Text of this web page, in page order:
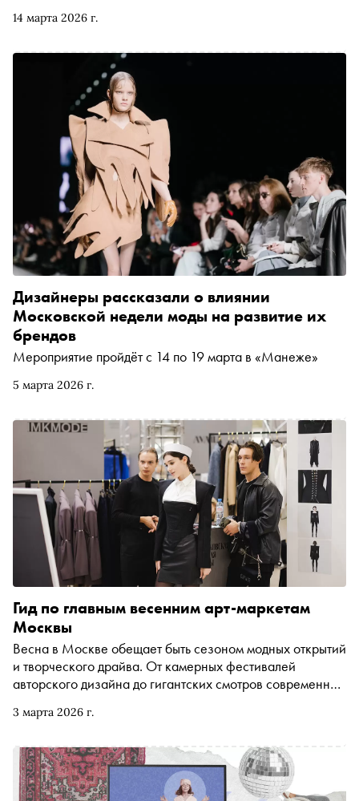
14 марта 2026 г.
партнёрами
5 марта 2026 г.
Дизайнеры рассказали о влиянии
Московской недели моды на развитие их
брендов
Мероприятие пройдёт с 14 по 19 марта в «Манеже»
3 марта 2026 г.
Гид по главным весенним арт-маркетам
Москвы
Весна в Москве обещает быть сезоном модных открытий
и творческого драйва. От камерных фестивалей
авторского дизайна до гигантских смотров современной
свой источник вдохновения